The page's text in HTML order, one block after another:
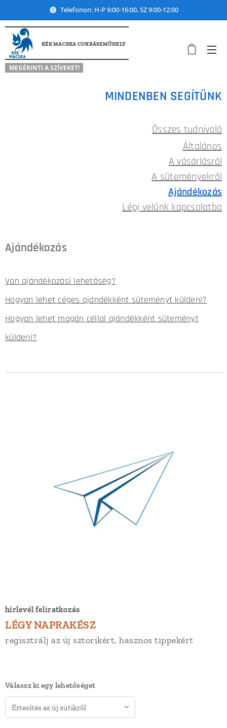
Telefonon: H-P 9:00-16:00, SZ 9:00-12:00
KÉK MACSKA CUKRÁSZMŰHELY
MEGÉRINTI A SZÍVEKET!
MINDENBEN SEGÍTÜNK
Összes tudnivaló
Általános
A vásárlásról
A süteményekről
Ajándékozás
Lépj velünk kapcsolatba
Ajándékozás
Van ajándékozási lehetőség?
Hogyan lehet céges ajándékként süteményt küldeni?
Hogyan lehet magán céllal ajándékként süteményt
küldeni?
hírlevél feliratkozás
LÉGY NAPRAKÉSZ
regisztrálj az új sztorikért, hasznos tippekért
Válassz ki egy lehetőséget